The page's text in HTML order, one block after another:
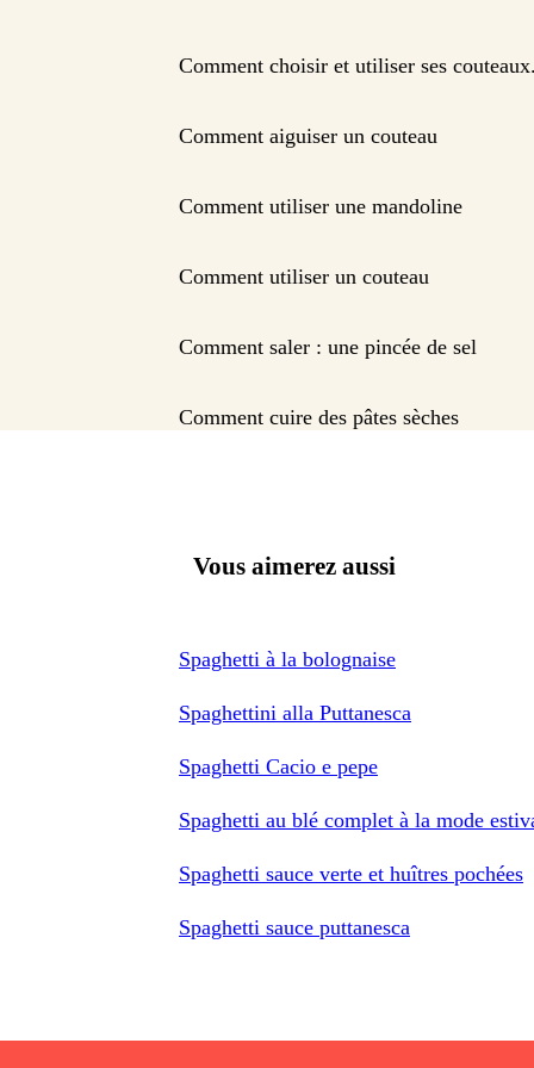
Comment choisir et utiliser ses
Comment aiguiser un couteau
Comment utiliser une mandoline
Comment utiliser un couteau
Comment saler : une pincée de sel
Comment cuire des pâtes sèches
Vous aimerez aussi
Spaghetti à la bolognaise
Spaghettini alla Puttanesca
Spaghetti Cacio e pepe
Spaghetti au blé complet à la mode
Spaghetti sauce verte et huîtres pochées
Spaghetti sauce puttanesca